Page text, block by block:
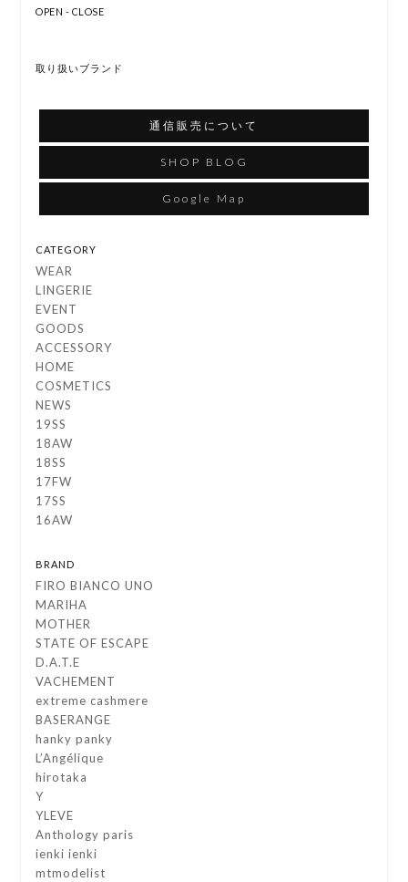
OPEN - CLOSE
取り扱いブランド
通信販売について
SHOP BLOG
Google Map
CATEGORY
WEAR
LINGERIE
EVENT
GOODS
ACCESSORY
HOME
COSMETICS
NEWS
19SS
18AW
18SS
17FW
17SS
16AW
BRAND
FIRO BIANCO UNO
MARIHA
MOTHER
STATE OF ESCAPE
D.A.T.E
VACHEMENT
extreme cashmere
BASERANGE
hanky panky
L’Angélique
hirotaka
Y
YLEVE
Anthology paris
ienki ienki
mtmodelist